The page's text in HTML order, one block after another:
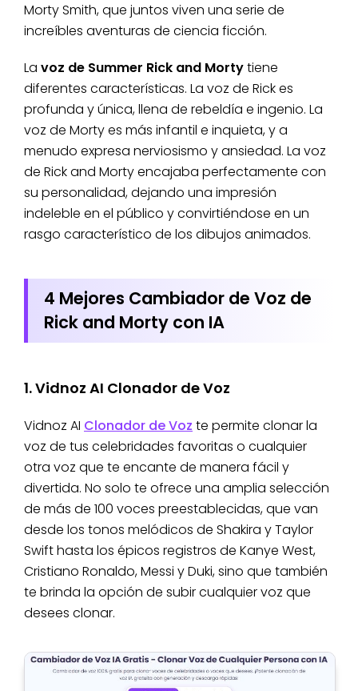
Morty Smith, que juntos viven una serie de
increíbles aventuras de ciencia ficción.
La voz de Summer Rick and Mortytiene
diferentes características. La voz de Rick es
profunda y única, llena de rebeldía e ingenio. La
voz de Morty es más infantil e inquieta, y a
menudo expresa nerviosismo y ansiedad. La voz
de Rick and Morty encajaba perfectamente con
su personalidad, dejando una impresión
indeleble en el público y convirtiéndose en un
rasgo característico de los dibujos animados.
4 Mejores Cambiador de Voz de
Rick and Morty con IA
1. Vidnoz AI Clonador de Voz
Vidnoz AI Clonador de Voz te permite clonar la
voz de tus celebridades favoritas o cualquier
otra voz que te encante de manera fácil y
divertida. No solo te ofrece una amplia selección
de más de 100 voces preestablecidas, que van
desde los tonos melódicos de Shakira y Taylor
Swift hasta los épicos registros de Kanye West,
Cristiano Ronaldo, Messi y Duki, sino que también
te brinda la opción de subir cualquier voz que
desees clonar.